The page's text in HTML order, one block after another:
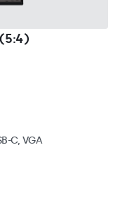
C, VGA